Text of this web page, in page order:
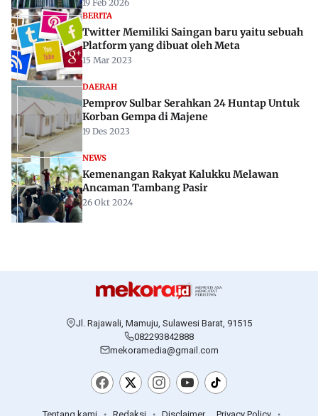
19 Feb 2026
BERITA
Twitter Memiliki Saingan baru yaitu sebuah
Platform yang dibuat oleh Meta
15 Mar 2023
DAERAH
Pemprov Sulbar Serahkan 24 Huntap Untuk
Korban Gempa di Majene
19 Des 2023
NEWS
Kemenangan Rakyat Kalukku Melawan
Ancaman Tambang Pasir
26 Okt 2024
Jl. Rajawali, Mamuju, Sulawesi Barat, 91515
082293842888
mekoramedia@gmail.com